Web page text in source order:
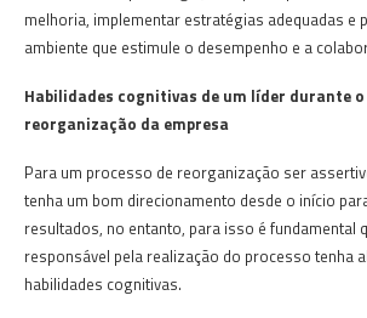
melhoria, implementar estratégias adequadas e
ambiente que estimule o desempenho e a
Habilidades cognitivas de um líder durante
reorganização da empresa
Para um processo de reorganização ser
tenha um bom direcionamento desde o início
resultados, no entanto, para isso é fundamental
responsável pela realização do processo tenha
habilidades cognitivas.